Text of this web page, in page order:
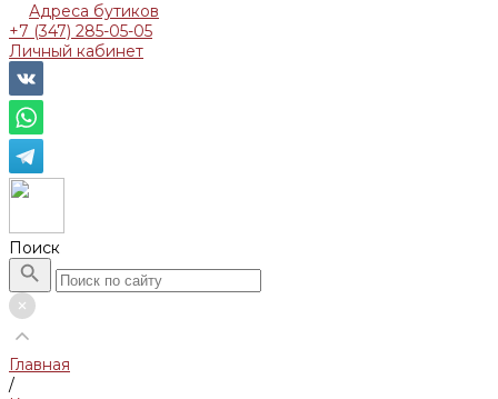
Адреса бутиков
+7 (347) 285-05-05
Личный кабинет
Поиск
Главная
/